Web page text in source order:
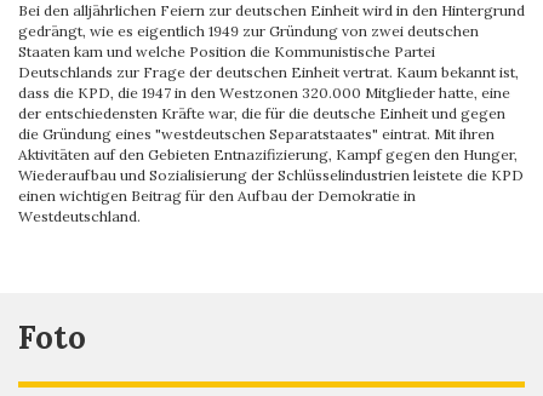
Bei den alljährlichen Feiern zur deutschen Einheit wird in den Hintergrund
gedrängt, wie es eigentlich 1949 zur Gründung von zwei deutschen
Staaten kam und welche Position die Kommunistische Partei
Deutschlands zur Frage der deutschen Einheit vertrat. Kaum bekannt ist,
dass die KPD, die 1947 in den Westzonen 320.000 Mitglieder hatte, eine
der entschiedensten Kräfte war, die für die deutsche Einheit und gegen
die Gründung eines "westdeutschen Separatstaates" eintrat. Mit ihren
Aktivitäten auf den Gebieten Entnazifizierung, Kampf gegen den Hunger,
Wiederaufbau und Sozialisierung der Schlüsselindustrien leistete die KPD
einen wichtigen Beitrag für den Aufbau der Demokratie in
Westdeutschland.
Foto